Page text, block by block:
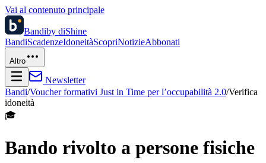
Vai al contenuto principale
Bandiby diShine
BandiScadenzeIdoneitàScopriNotizieAbbonati
Altro
Newsletter
Bandi/Voucher formativi Just in Time per l’occupabilità 2.0/Verifica
idoneità
🎓
Bando rivolto a persone fisiche